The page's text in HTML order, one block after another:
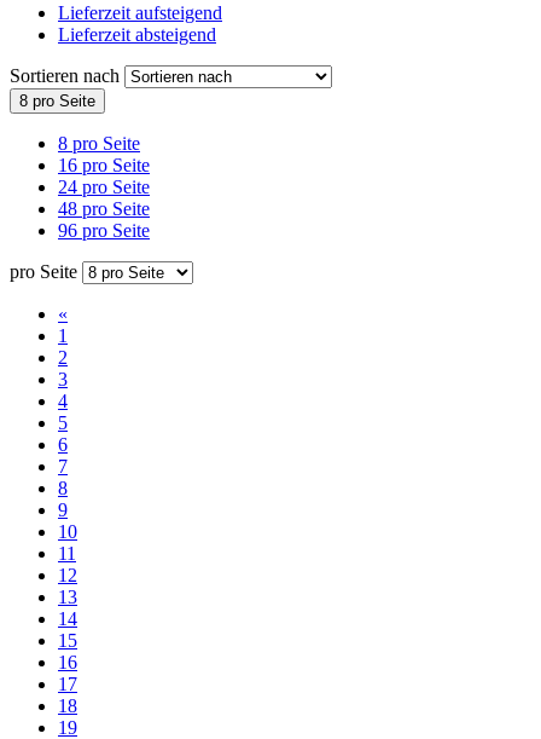
Lieferzeit aufsteigend
Lieferzeit absteigend
Sortieren nach
8 pro Seite
8 pro Seite
16 pro Seite
24 pro Seite
48 pro Seite
96 pro Seite
pro Seite
«
1
2
3
4
5
6
7
8
9
10
11
12
13
14
15
16
17
18
19